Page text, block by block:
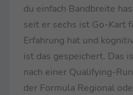
du einfach Bandbreite
seit er sechs ist Go-Kart
Erfahrung hat und
ist das gespeichert. Das
nach einer Qualifying-
der Formula Regional